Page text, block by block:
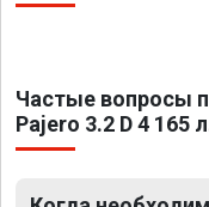
Частые вопросы
Pajero 3.2 D 4 165